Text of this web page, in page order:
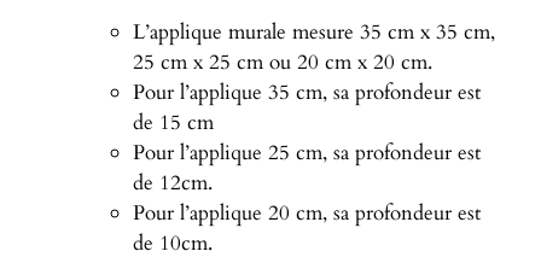
L’applique murale mesure 35 cm x 35 cm,
25 cm x 25 cm ou 20 cm x 20 cm.
Pour l’applique 35 cm, sa profondeur est
de 15 cm
Pour l’applique 25 cm, sa profondeur est
de 12cm.
Pour l’applique 20 cm, sa profondeur est
de 10cm.